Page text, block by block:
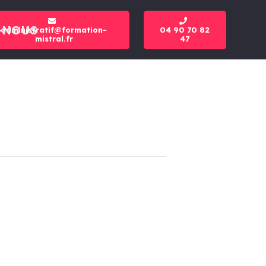
administratif@formation-
mistral.fr
04 90 70 82
47